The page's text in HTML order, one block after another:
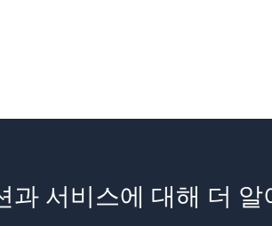
과 서비스에 대해 더 알